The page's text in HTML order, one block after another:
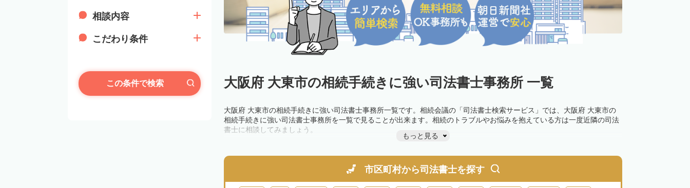
相談内容
こだわり条件
この条件で検索 大阪府 大東市の相続手続きに強い司法書士事務所 一覧
大阪府 大東市の相続手続きに強い司法書士事務所一覧です。相続会議の「司法書士検索サービス」では、大阪府 大東市の
相続手続きに強い司法書士事務所を一覧で見ることが出来ます。相続のトラブルやお悩みを抱えている方は一度近隣の司法
書士に相談してみましょう。
もっと見る
市区町村から司法書士を探す